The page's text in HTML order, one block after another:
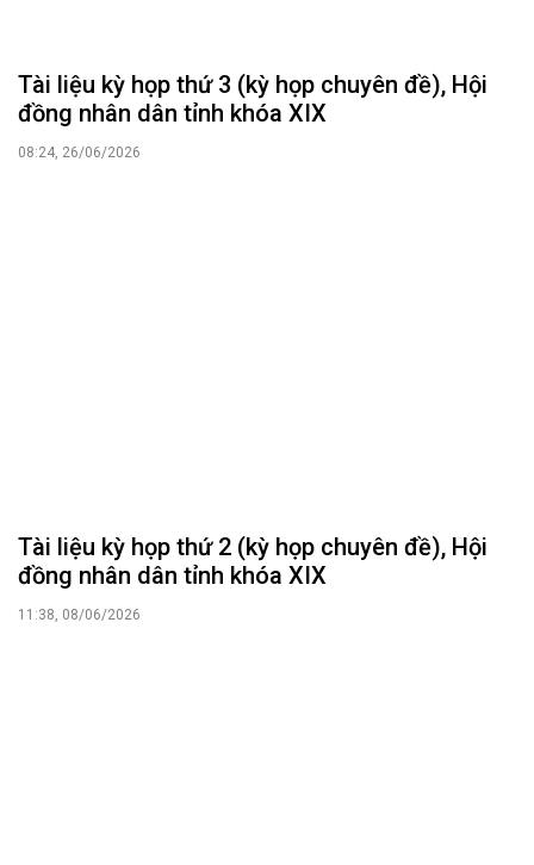
Tài liệu kỳ họp thứ 3 (kỳ họp chuyên đề), Hội
đồng nhân dân tỉnh khóa XIX
08:24, 26/06/2026
Tài liệu kỳ họp thứ 2 (kỳ họp chuyên đề), Hội
đồng nhân dân tỉnh khóa XIX
11:38, 08/06/2026